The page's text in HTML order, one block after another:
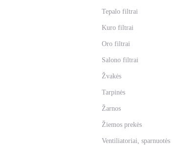
Tepalo filtrai
Kuro filtrai
Oro filtrai
Salono filtrai
Žvakės
Tarpinės
Žarnos
Žiemos prekės
Ventiliatoriai, sparnuotės